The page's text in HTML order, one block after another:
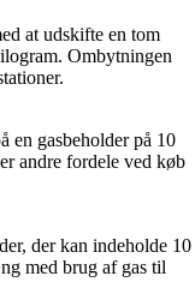
at udskifte en tom
Ombytningen
en gasbeholder på 10
andre fordele ved køb
der kan indeholde 10
med brug af gas til